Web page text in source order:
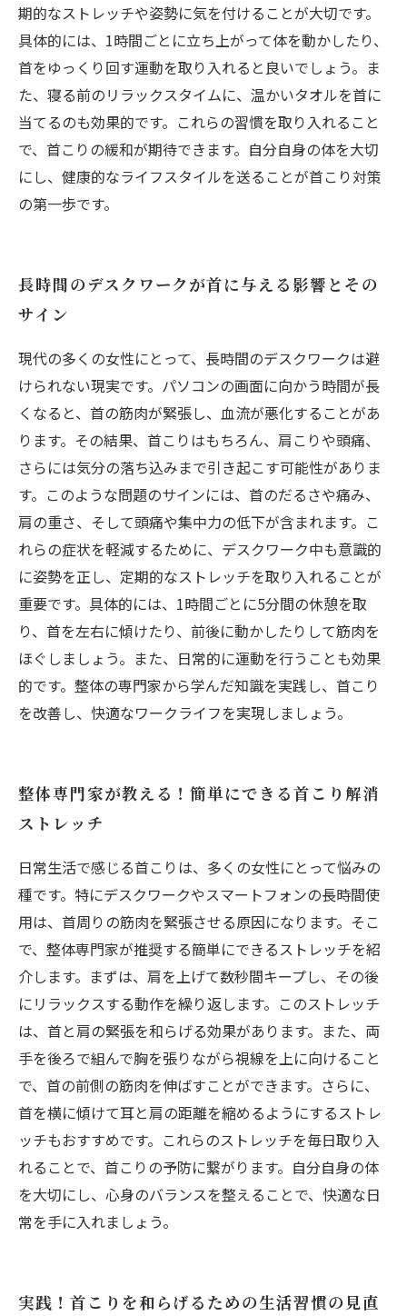
期的なストレッチや姿勢に気を付けることが大切です。
具体的には、1時間ごとに立ち上がって体を動かしたり、
首をゆっくり回す運動を取り入れると良いでしょう。ま
た、寝る前のリラックスタイムに、温かいタオルを首に
当てるのも効果的です。これらの習慣を取り入れること
で、首こりの緩和が期待できます。自分自身の体を大切
にし、健康的なライフスタイルを送ることが首こり対策
の第一歩です。
長時間のデスクワークが首に与える影響とその
サイン
現代の多くの女性にとって、長時間のデスクワークは避
けられない現実です。パソコンの画面に向かう時間が長
くなると、首の筋肉が緊張し、血流が悪化することがあ
ります。その結果、首こりはもちろん、肩こりや頭痛、
さらには気分の落ち込みまで引き起こす可能性がありま
す。このような問題のサインには、首のだるさや痛み、
肩の重さ、そして頭痛や集中力の低下が含まれます。こ
れらの症状を軽減するために、デスクワーク中も意識的
に姿勢を正し、定期的なストレッチを取り入れることが
重要です。具体的には、1時間ごとに5分間の休憩を取
り、首を左右に傾けたり、前後に動かしたりして筋肉を
ほぐしましょう。また、日常的に運動を行うことも効果
的です。整体の専門家から学んだ知識を実践し、首こり
を改善し、快適なワークライフを実現しましょう。
整体専門家が教える！簡単にできる首こり解消
ストレッチ
日常生活で感じる首こりは、多くの女性にとって悩みの
種です。特にデスクワークやスマートフォンの長時間使
用は、首周りの筋肉を緊張させる原因になります。そこ
で、整体専門家が推奨する簡単にできるストレッチを紹
介します。まずは、肩を上げて数秒間キープし、その後
にリラックスする動作を繰り返します。このストレッチ
は、首と肩の緊張を和らげる効果があります。また、両
手を後ろで組んで胸を張りながら視線を上に向けること
で、首の前側の筋肉を伸ばすことができます。さらに、
首を横に傾けて耳と肩の距離を縮めるようにするストレ
ッチもおすすめです。これらのストレッチを毎日取り入
れることで、首こりの予防に繋がります。自分自身の体
を大切にし、心身のバランスを整えることで、快適な日
常を手に入れましょう。
実践！首こりを和らげるための生活習慣の見直